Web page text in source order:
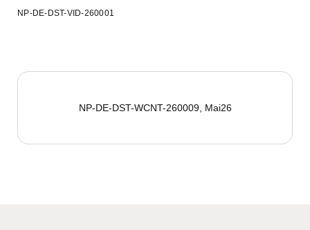
NP-DE-DST-VID-260001
NP-DE-DST-WCNT-260009, Mai26